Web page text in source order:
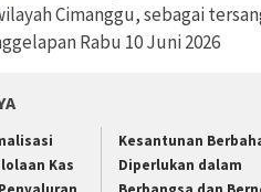
Cimanggu, sebagai
Rabu 10 Juni 2026
Kas
Kesantunan
Diperlukan dalam